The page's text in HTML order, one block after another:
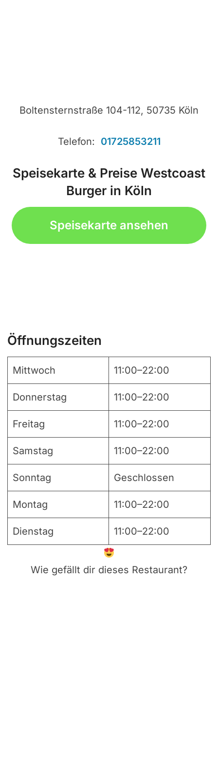
Boltensternstraße 104-112, 50735 Köln
Telefon: 01725853211
Speisekarte & Preise Westcoast
Burger in Köln
Speisekarte ansehen
Öffnungszeiten
Mittwoch 11:00–22:00
Donnerstag 11:00–22:00
Freitag 11:00–22:00
Samstag 11:00–22:00
Sonntag Geschlossen
Montag 11:00–22:00
Dienstag 11:00–22:00
Wie gefällt dir dieses Restaurant?